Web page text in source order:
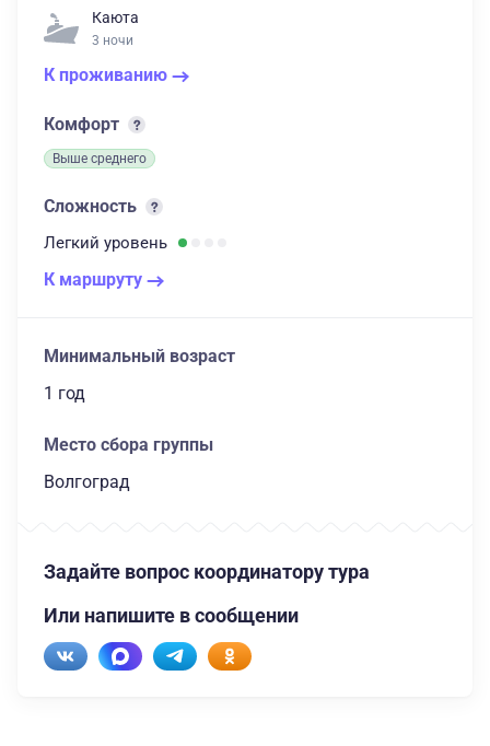
Каюта
3 ночи
К проживанию
Комфорт
Выше среднего
Сложность
Легкий уровень
К маршруту
Минимальный возраст
1 год
Место сбора группы
Волгоград
Задайте вопрос координатору тура
Или напишите в сообщении